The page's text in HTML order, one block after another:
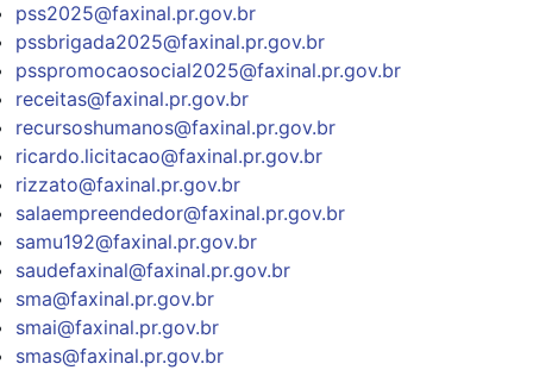
pss2025@faxinal.pr.gov.br
pssbrigada2025@faxinal.pr.gov.br
psspromocaosocial2025@faxinal.pr.gov.br
receitas@faxinal.pr.gov.br
recursoshumanos@faxinal.pr.gov.br
ricardo.licitacao@faxinal.pr.gov.br
rizzato@faxinal.pr.gov.br
salaempreendedor@faxinal.pr.gov.br
samu192@faxinal.pr.gov.br
saudefaxinal@faxinal.pr.gov.br
sma@faxinal.pr.gov.br
smai@faxinal.pr.gov.br
smas@faxinal.pr.gov.br